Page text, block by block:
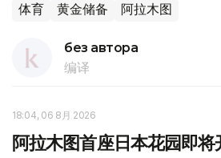
体育 黄金储备 阿拉木图
без автора
编译
18:04, 06 8月 2026
阿拉木图首座日本花园即